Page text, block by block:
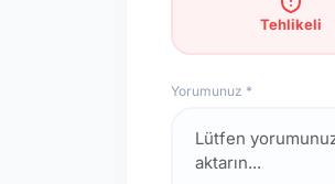
Tehlikeli
Yorumunuz *